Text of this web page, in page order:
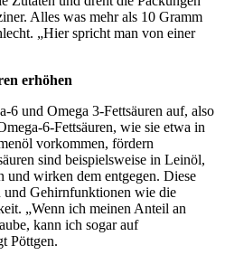
Alles was mehr als 10 Gramm
„Hier spricht man von einer
erhöhen
6 und Omega 3-Fettsäuren auf, also
6-Fettsäuren, wie sie etwa in
vorkommen, fördern
sind beispielsweise in Leinöl,
und wirken dem entgegen. Diese
und Gehirnfunktionen wie die
„Wenn ich meinen Anteil an
kann ich sogar auf
Pöttgen.